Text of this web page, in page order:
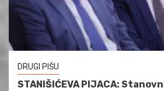
DRUGI PIŠU
STANIŠIĆEVA PIJACA: